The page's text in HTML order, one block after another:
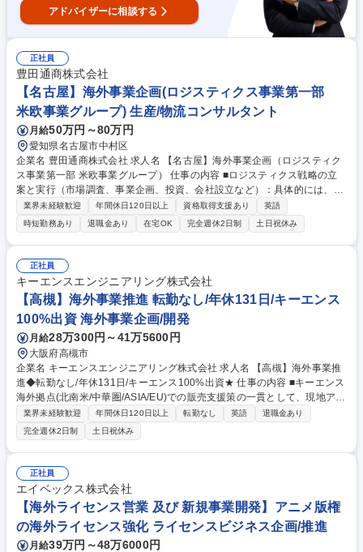
アドバイザーに相談する
正社員
豊田通商株式会社
【名古屋】海外事業企画(ロジスティクス事業第一部
米欧事業グループ) 生産/物流コンサルタント
月給50万円～80万円
愛知県名古屋市中村区
企業名 豊田通商株式会社 求人名 【名古屋】海外事業企画（ロジスティク
ス事業第一部 米欧事業グループ） 仕事の内容 ■ロジスティクス戦略の立
案と実行（市場調査、事業企画、投資、会社設立など）：具体的には、開
発国における市場調査・フィージビリティスタディ、デジタル化・グリー
ン化を軸とした新機能開発企画 ■米州欧州地域におけるロジスティクスに
纏わる各種サービスの提案営業 ■市場/顧客/技術などの実地調査および事
業企画 ■海外事業会社の経営・営業支援、管理 （事業戦略の策定、営業及
び財務経理、法務・人事などの経営基盤強化などの支援） ■事業規模：国
内外50事業会社、200拠点、12000人の仲間がおり、この中で主に海外の
事業体の本社担当として数社ご担当いただきます 募集職種 【名古屋】海
外事業企画（ロジスティクス事業第一部 米欧事業グループ）
業界未経験歓迎 年間休日120日以上 資格取得支援あり
英語
時短勤務あり
退職金あり 在宅OK 完全週休2日制 土日祝休み
正社員
キーエンスエンジニアリング株式会社
【高槻】海外事業推進 転勤なし/年休131日/キーエンス
100%出資 海外事業企画/開発
月給28万300円～41万5600円
大阪府高槻市
企業名 キーエンスエンジニアリング株式会社 求人名 【高槻】海外事業推
進◆転勤なし/年休131日/キーエンス100%出資★ 仕事の内容 ■キーエンス
海外拠点(北南米/中華圏/ASIA/EU)での販売支援策の一貫として、現地アフ
ターサービス部門の体制強化・拡大に向けた企画・推進を担当していただ
きます。（技術的な知識は技術メンバーがいるため不要） 【具体的な業
務】■海外現地法人での修理対応拡大に向けた体制強化（採用・育成）に
ついての現地管理者との協議や推進 ※海外現地法人への出張や英語を使っ
たWeb会議、メール対応が頻繁にございます。 ■海外現地法人への技術移
管や指導の企画立案と実現に向けた関係各部署と調整や連携 ■キーエンス
製品の修理に関する問合せ対応とオペレーション、管理、対応面の指導 募
集職種 【高槻】海外事業推進◆転勤なし/年休131日/キーエンス100%出資
★
業界未経験歓迎 年間休日120日以上 転勤なし 英語
退職金あり
完全週休2日制
土日祝休み
正社員
エイベックス株式会社
【海外ライセンス営業 及び 新規事業開発】アニメ版権
の海外ライセンス強化 ライセンスビジネス企画/推進
月給39万円～48万6000円